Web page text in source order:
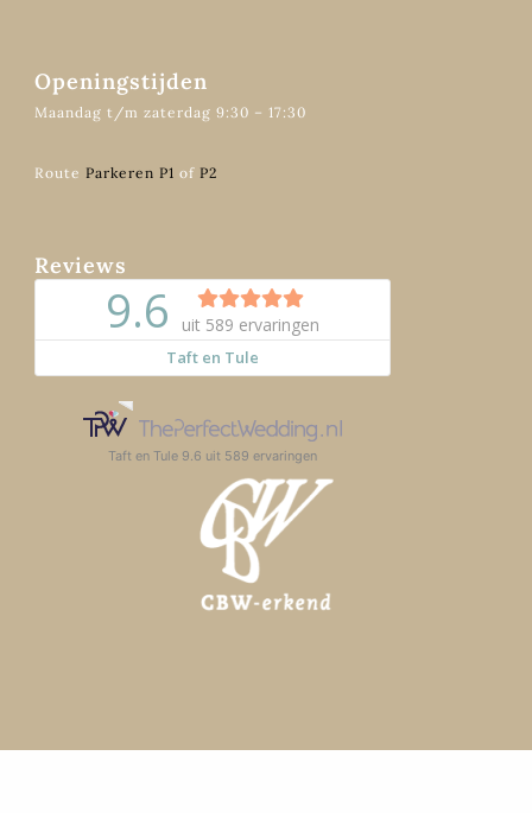
Openingstijden
Maandag t/m zaterdag 9:30 – 17:30
Route Parkeren P1 of P2
Reviews
Taft en Tule 9.6 uit 589 ervaringen